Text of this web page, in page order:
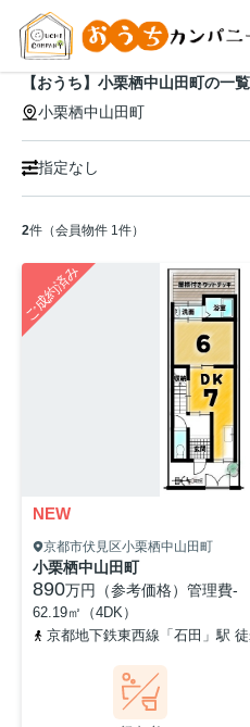
【おうち】小栗栖中山田町の一覧
小栗栖中山田町
指定なし
2件（会員物件 1件）
ご成約済み
NEW
京都市伏見区小栗栖中山田町
小栗栖中山田町
890万円（参考価格） 管理費-
62.19㎡（4DK）
京都地下鉄東西線「石田」駅